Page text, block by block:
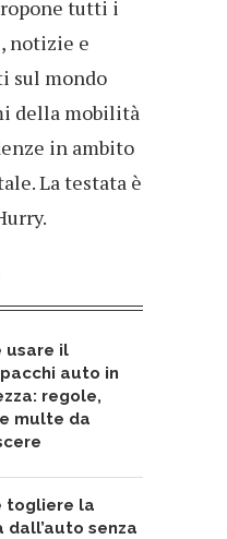
tutti i
notizie e
sul mondo
della mobilità
in ambito
La testata è
usare il
auto in
regole,
multe da
togliere la
dall’auto senza